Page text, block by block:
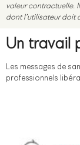
valeur contractuelle.
dont l’utilisateur doit
Un travail
Les messages de
professionnels